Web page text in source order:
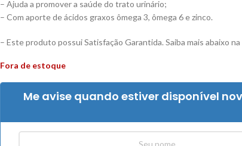
– Ajuda a promover a saúde do trato urinário;
– Com aporte de ácidos graxos ômega 3, ômega 6 e zinco.
– Este produto possui Satisfação Garantida. Saiba mais abaixo
Fora de estoque
Me avise quando estiver disponível